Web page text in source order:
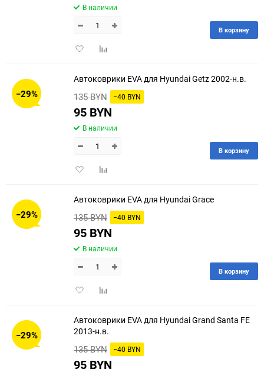
В наличии
ДобавитьДобавить
В корзину
−29%
Автоковрики EVA для Hyundai Getz 2002-н.в.
135 BYN −40 BYN
95 BYN
В наличии
ДобавитьДобавить
В корзину
−29%
Автоковрики EVA для Hyundai Grace
135 BYN −40 BYN
95 BYN
В наличии
ДобавитьДобавить
В корзину
−29%
Автоковрики EVA для Hyundai Grand Santa FE
2013-н.в.
135 BYN −40 BYN
95 BYN